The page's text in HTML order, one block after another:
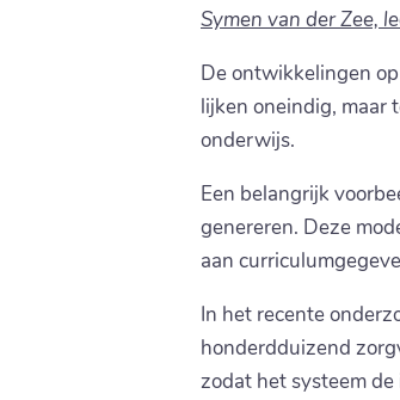
Symen van der Zee,
De ontwikkelingen
lijken oneindig, maar
onderwijs.
Een belangrijk
genereren. Deze
aan
In het recente
honderdduizend
zodat het systeem